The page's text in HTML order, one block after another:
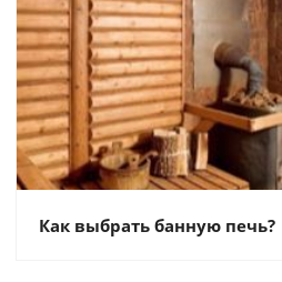
Как выбрать банную печь?